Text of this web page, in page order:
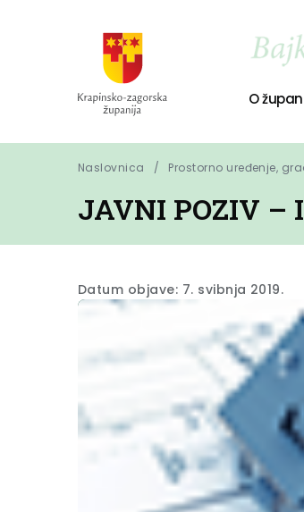
O
Naslovnica Prostorno uređenje,
JAVNI POZIV –
Datum objave: 7. svibnja 2019.